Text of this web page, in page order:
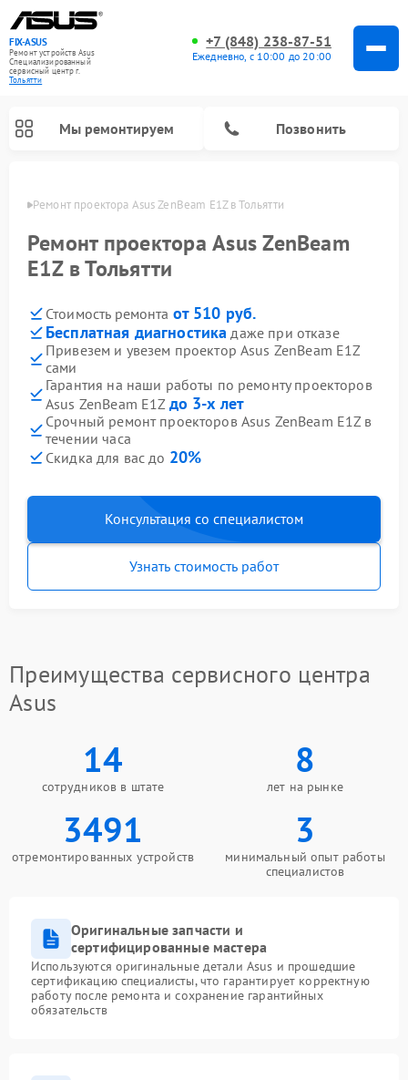
FIX-ASUS
Ремонт устройств Asus
Специализированный
cервисный центр г.
Тольятти
+7 (848) 238-87-51
Ежедневно, с 10:00 до 20:00
Мы ремонтируем Позвонить
Ремонт проектора Asus ZenBeam E1Z в Тольятти
Ремонт проектора Asus ZenBeam
E1Z в Тольятти
Стоимость ремонта от 510 руб.
Бесплатная диагностика даже при отказе
Привезем и увезем проектор Asus ZenBeam E1Z
сами
Гарантия на наши работы по ремонту проекторов
Asus ZenBeam E1Z до 3-х лет
Срочный ремонт проекторов Asus ZenBeam E1Z в
течении часа
Скидка для вас до 20%
Консультация со специалистом
Узнать стоимость работ
Преимущества сервисного центра
Asus
14
сотрудников в штате
8
лет на рынке
3491
отремонтированных устройств
3
минимальный опыт работы
специалистов
Оригинальные запчасти и
сертифицированные мастера
Используются оригинальные детали Asus и прошедшие
сертификацию специалисты, что гарантирует корректную
работу после ремонта и сохранение гарантийных
обязательств